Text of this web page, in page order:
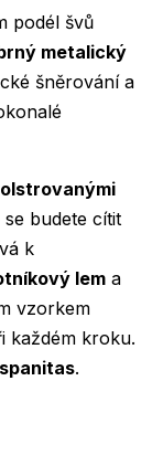
podél švů
metalický
šněrování a
budete cítit
k
lem a
vzorkem
každém kroku.
.